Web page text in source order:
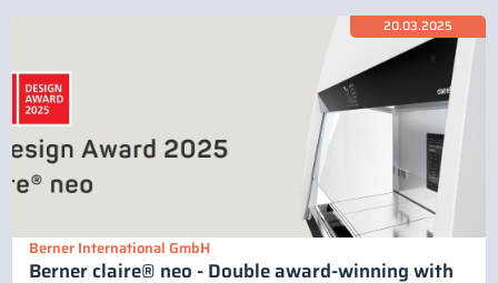
20.03.2025
Berner International GmbH
Berner claire® neo - Double award-winning with